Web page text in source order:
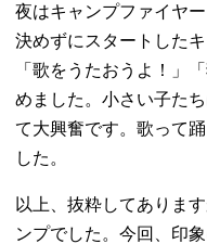
夜はキャンプファイヤ
決めずにスタートした
「歌をうたおうよ！」
めました。小さい子た
て大興奮です。歌って
した。
以上、抜粋してありま
ンプでした。今回、印